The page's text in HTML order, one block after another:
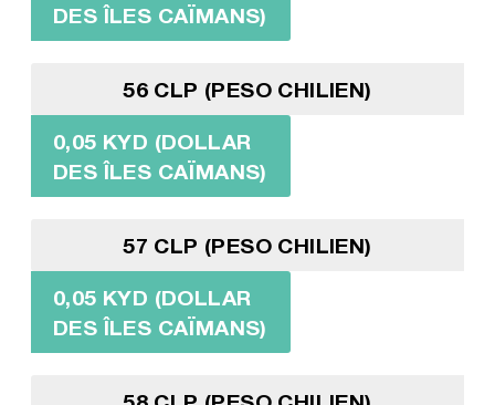
DES ÎLES CAÏMANS)
56 CLP (PESO CHILIEN)
0,05 KYD (DOLLAR
DES ÎLES CAÏMANS)
57 CLP (PESO CHILIEN)
0,05 KYD (DOLLAR
DES ÎLES CAÏMANS)